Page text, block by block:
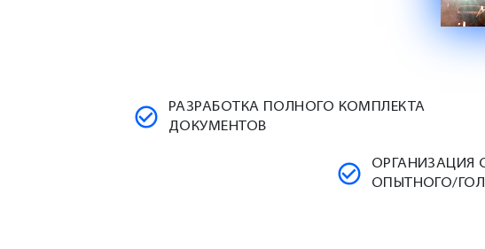
РАЗРАБОТКА ПОЛНОГО КОМПЛЕКТА
ДОКУМЕНТОВ
ОРГАНИЗАЦИЯ
ОПЫТНОГО/